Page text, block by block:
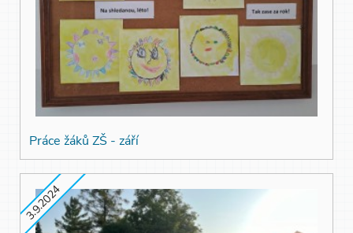
Práce žáků ZŠ - září
3.9.2024